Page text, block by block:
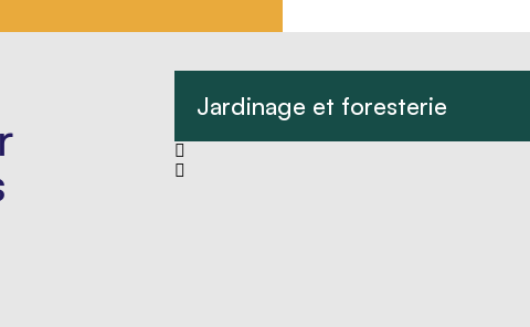
Jardinage et foresterie